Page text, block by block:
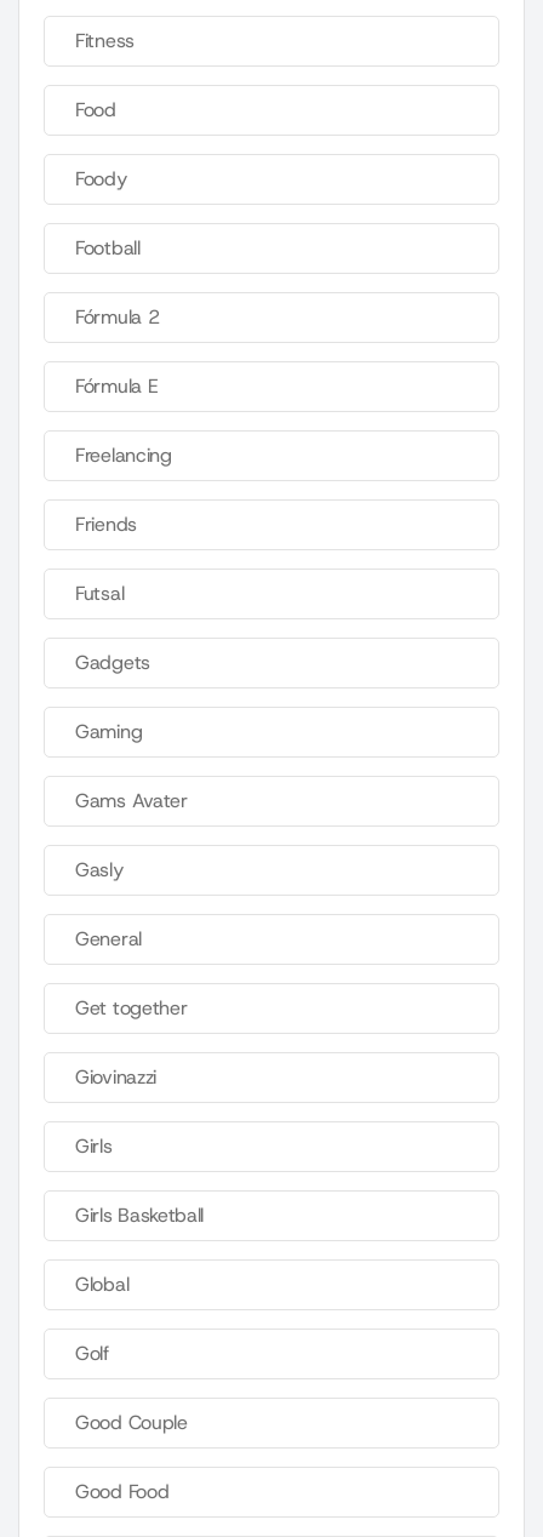
Fitness
Food
Foody
Football
Fórmula 2
Fórmula E
Freelancing
Friends
Futsal
Gadgets
Gaming
Gams Avater
Gasly
General
Get together
Giovinazzi
Girls
Girls Basketball
Global
Golf
Good Couple
Good Food